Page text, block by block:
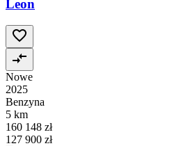
Leon
Nowe
2025
Benzyna
5 km
160 148 zł
127 900 zł